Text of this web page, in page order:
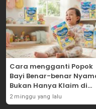
Cara mengganti Popok
Bayi Benar-benar
Bukan Hanya Klaim di
Kemasan
2 minggu yang lalu